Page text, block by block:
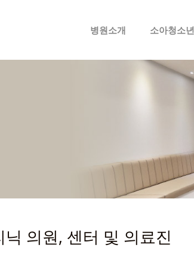
병원소개 소아청소
의원, 센터 및 의료진